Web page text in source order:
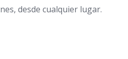
desde cualquier lugar.